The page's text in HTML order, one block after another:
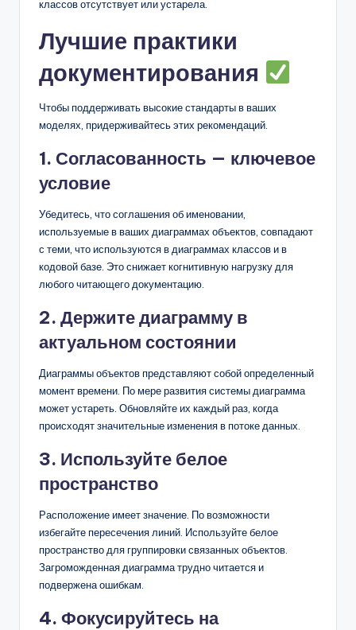
классов отсутствует или устарела.
Лучшие практики
документирования
Чтобы поддерживать высокие стандарты в ваших
моделях, придерживайтесь этих рекомендаций.
1. Согласованность — ключевое
условие
Убедитесь, что соглашения об именовании,
используемые в ваших диаграммах объектов, совпадают
с теми, что используются в диаграммах классов и в
кодовой базе. Это снижает когнитивную нагрузку для
любого читающего документацию.
2. Держите диаграмму в
актуальном состоянии
Диаграммы объектов представляют собой определенный
момент времени. По мере развития системы диаграмма
может устареть. Обновляйте их каждый раз, когда
происходят значительные изменения в потоке данных.
3. Используйте белое
пространство
Расположение имеет значение. По возможности
избегайте пересечения линий. Используйте белое
пространство для группировки связанных объектов.
Загроможденная диаграмма трудно читается и
подвержена ошибкам.
4. Фокусируйтесь на